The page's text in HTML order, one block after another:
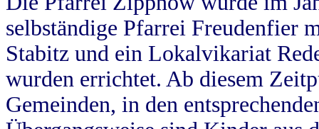
selbständige Pfarrei Freudenfier
Stabitz und ein Lokalvikariat
wurden errichtet. Ab diesem
Gemeinden, in den